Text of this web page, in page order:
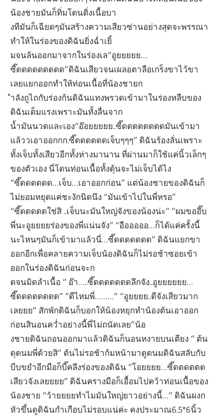
น้องชายมันก็ทิ่มโดนติ่งเนื้อบา
งทีมันก็เฉียดๆมันสร้างความเสียวซ่านอย่างสุดจะพรรณา
ทำให้ในร่องของดิฉันยิ่งฉ่ำเยิ้
มจนล้นออกมาจากในร่องเล“อูยยยยย…
ซี๊ดดดดดดดดด”ดิฉันเสียวจนเผลอตาลือเกร็งขาไว้ขา
เลยแยกออกทำให้ท่อนเนื้อที่น้องชายก
ำลังถูไถกับร่องก้นดิฉันแทงพรวดเข้ามาในร่องหลืบของ
ดิฉันเต็มแรงเพราะมันทั้งลื่นจาก
น้ำมันนวดและเอง“อ๊อยยยยย..ซี๊ดดดดดดดดมันเข้ามา
แล้ววเอาออกกก.ซี๊ดดดดดดเจ็บๆๆๆ” ดิฉันร้องลั่นเพราะ
ทั้งเจ็บทั้งเสียวอีกทั้งห่างมานาน ที่ผ่านมาก็ใช้แค่นิ้วเล็กๆ
ของตัวเอง นี่โดนท่อนเนื้อทั้งดุ้นจะไม่เจ็บได้ไง
“ซี๊ดดดดดด…เจ็บ…เอาออกก่อน” แต่น้องชายของดิฉันก็
ไม่ยอมหยุดแค่ชะงักนิดนึง “มันเข้าไปในพี่หรอ”
“ซี๊ดดดดดใช่สิ ..เจ็บนะมันใหญ่จังของน้องน่ะ” “ผมขออึ๊บ
พี่นะอูยยยยร่องของพี่แน่นจัง” “อือออออ…ก็ได้แค่ครั้งนี้
นะไหนๆมันก็เข้ามาแล้วนี่…ซี๊ดดดดดดด” ดิฉันแยกขา
ออกอีกเพื่อคลายความเจ็บน้องดิฉันก็ไม่รอช้าซอยเข้า
ออกในร่องดิฉันก่อนจะก
ดจนมิดลำเนื้อ “ อ๊า…..ซี๊ดดดดดดดลึกจัง..อูยยยยยย…
ซี๊ดดดดดดดด” “ดีไหมพี่………” “อูยยยย..ดีจังเสียวมาก
เลยยย” สักพักดิฉันก็บอกให้น้องหยุกทำน้องต้นเอาออก
ก่อนสินอนคว่ำอย่างนี้พี่ไม่ถนัดเลย”น้อ
งชายดิฉันถอนออกมาแล้วดิฉันก็นอนหงายบนเตียง “ ต้น
ดุดนมพี่ด้วยสิ” ต้นไม่รอช้าก้มหน้ามาดูดนมดิฉันสลับกับ
บีบขยำอีกมือก็บี๊คลึงร่องของดิฉัน “โอยยยย…ซี๊ดดดดดด
เสียวจังเลยยยย” ดิฉันครางมือก็เอื้อมไปคว้าท่อนเนื้อของ
น้องชาย “ว้ายยยยทำไมมันใหญ่ยาวอย่างนี้…” ดิฉันผงก
หัวขึ้นดูดิฉันกำเกือบไม่รอบแน่ค่ะ คงประมาณ6.5*6นิ้ว